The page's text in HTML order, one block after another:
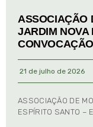
ASSOCIAÇÃO
JARDIM NOVA
CONVOCAÇÃO
21 de julho de 2026
ASSOCIAÇÃO DE
ESPÍRITO SANTO –